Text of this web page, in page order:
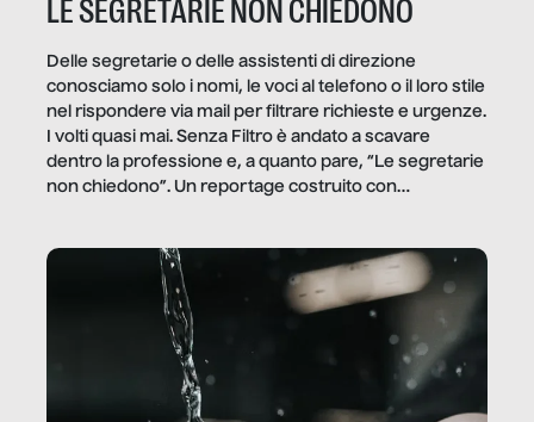
LE SEGRETARIE NON CHIEDONO
Delle segretarie o delle assistenti di direzione
conosciamo solo i nomi, le voci al telefono o il loro stile
nel rispondere via mail per filtrare richieste e urgenze.
I volti quasi mai. Senza Filtro è andato a scavare
dentro la professione e, a quanto pare, “Le segretarie
non chiedono”. Un reportage costruito con